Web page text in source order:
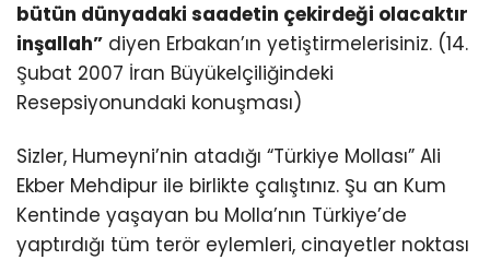
bütün dünyadaki saadetin çekirdeği olacaktır
inşallah” diyen Erbakan’ın yetiştirmelerisiniz. (14.
Şubat 2007 İran Büyükelçiliğindeki
Resepsiyonundaki konuşması)
Sizler, Humeyni’nin atadığı “Türkiye Mollası” Ali
Ekber Mehdipur ile birlikte çalıştınız. Şu an Kum
Kentinde yaşayan bu Molla’nın Türkiye’de
yaptırdığı tüm terör eylemleri, cinayetler noktası